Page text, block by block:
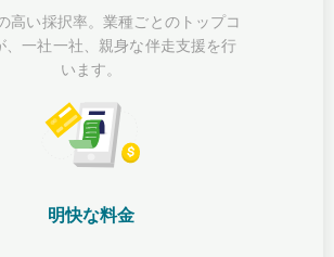
高い採択率。業種ごとのトップコ
、一社一社、親身な伴走支援を行
います。
明快な料金